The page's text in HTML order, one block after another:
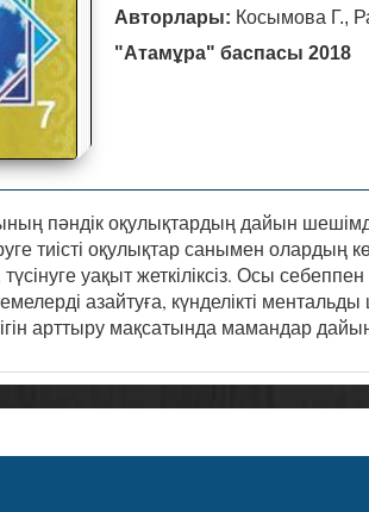
Авторлары: Косымова Г.,
"Атамұра" баспасы 2018
пәндік оқулықтардың дайын
тиісті оқулықтар санымен олардың
уақыт жеткіліксіз. Осы
азайтуға, күнделікті
арттыру мақсатында мамандар